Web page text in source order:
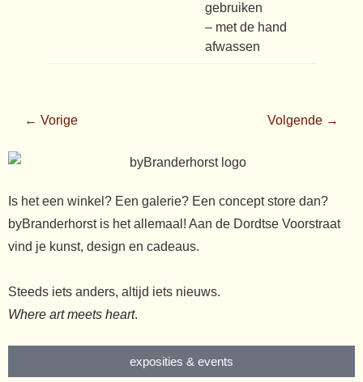
← Vorige Volgende →
gebruiken
– met de hand
afwassen
Is het een winkel? Een galerie? Een concept store dan?
byBranderhorst is het allemaal! Aan de Dordtse Voorstraat
vind je kunst, design en cadeaus.
Steeds iets anders, altijd iets nieuws.
Where art meets heart.
exposities & events